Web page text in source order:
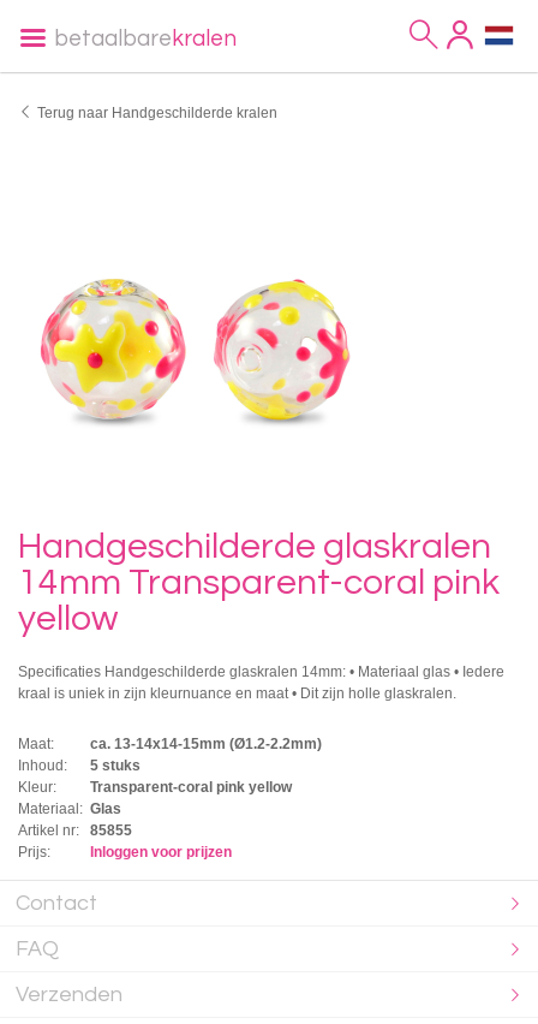
betaalbare kralen
Terug naar Handgeschilderde kralen
Handgeschilderde glaskralen
14mm Transparent-coral pink
yellow
Specificaties Handgeschilderde glaskralen 14mm: • Materiaal glas • Iedere
kraal is uniek in zijn kleurnuance en maat • Dit zijn holle glaskralen.
Maat:
ca. 13-14x14-15mm (Ø1.2-2.2mm)
Inhoud:
5 stuks
Kleur:
Transparent-coral pink yellow
Materiaal: Glas
Artikel nr:
85855
Prijs:
Inloggen voor prijzen
Contact
FAQ
Verzenden